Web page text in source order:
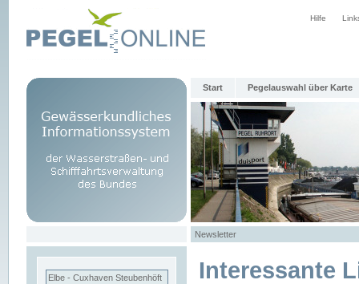
Hilfe
Start Pegelauswahl über Karte
Newsletter
Elbe - Cuxhaven Steubenhöft Interessante